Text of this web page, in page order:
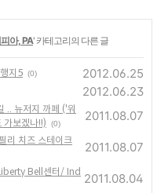
아, PA' 카테고리의 다른 글
지5 (0) 2012.06.25
2012.06.23
.. 뉴저지 까페 ('워
가보겠나!!)
(0)
2011.08.07
리 치즈 스테이크
2011.08.07
Bell센터/ Ind 2011.08.04